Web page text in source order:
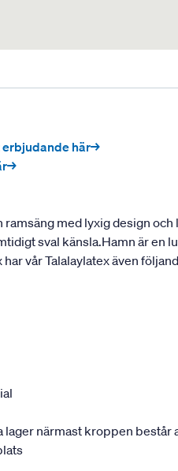
erbjudande här→
ramsäng med lyxig design
sval känsla.Hamn är en
vår Talalaylatex även
närmast kroppen består